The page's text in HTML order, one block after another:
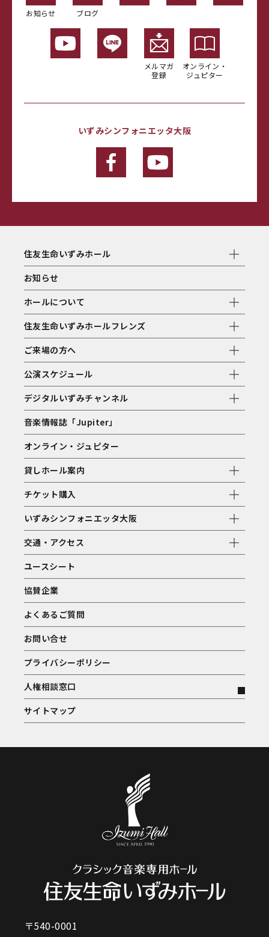
お知らせ ブログ
メルマガ
登録
オンライン・
ジュピター
いずみシンフォニエッタ大阪
住友生命いずみホール
お知らせ
ホールについて
住友生命いずみホールフレンズ
ご来場の方へ
公演スケジュール
デジタルいずみチャンネル
音楽情報誌「Jupiter」
オンライン・ジュピター
貸しホール案内
チケット購入
いずみシンフォニエッタ大阪
交通・アクセス
ユースシート
協賛企業
よくあるご質問
お問い合せ
プライバシーポリシー
人権相談窓口
サイトマップ
〒540-0001